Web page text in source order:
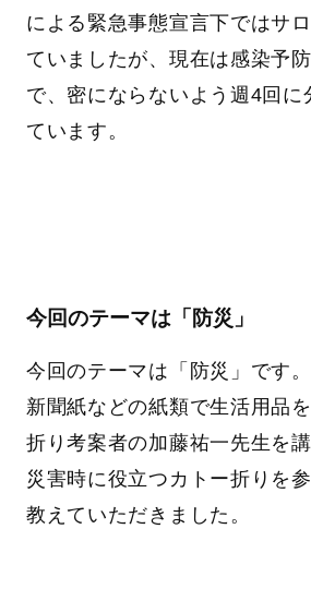
による緊急事態宣言下ではサ
ていましたが、現在は感染予
で、密にならないよう週4回に
ています。
今回のテーマは「防災」
今回のテーマは「防災」です。
新聞紙などの紙類で生活用品
折り考案者の加藤祐一先生を
災害時に役立つカトー折りを
教えていただきました。